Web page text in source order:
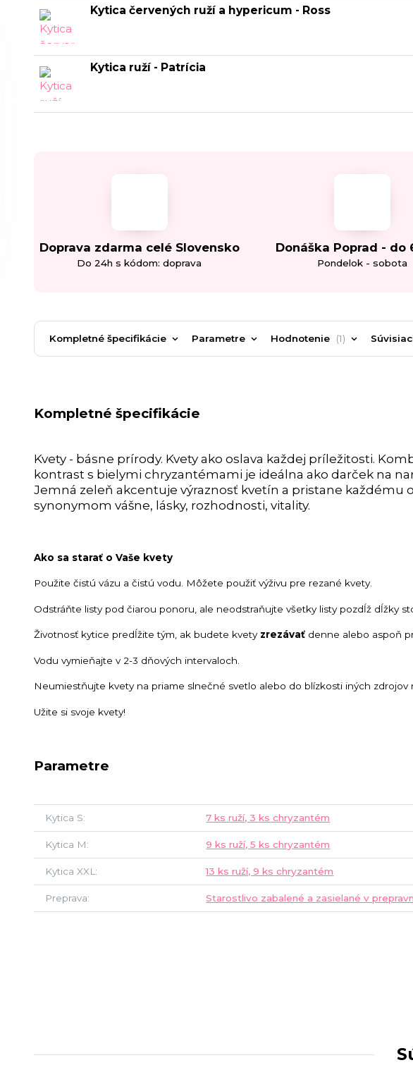
Kytica červených ruží a hypericum - Ross
Kytica ruží - Patrícia
Doprava zdarma celé Slovensko
Do 24h s kódom: doprava
Donáška Poprad - do
Pondelok - sobota
Kompletné špecifikácie Parametre Hodnotenie 1
Kompletné špecifikácie
Kvety - básne prírody. Kvety ako oslava každej príležitosti.
kontrast s bielymi chryzantémami je ideálna ako darček na
Jemná zeleň akcentuje výraznosť kvetín a pristane každému
synonymom vášne, lásky, rozhodnosti, vitality.
Ako sa starať o Vaše kvety
Použite čistú vázu a čistú vodu. Môžete použiť výživu pre rezané kvety.
Odstráňte listy pod čiarou ponoru, ale neodstraňujte všetky listy pozdĺž dĺžky
Životnosť kytice predĺžite tým, ak budete kvety zrezávať denne alebo aspoň
Vodu vymieňajte v 2-3 dňových intervaloch.
Neumiestňujte kvety na priame slnečné svetlo alebo do blízkosti iných zdrojov
Užite si svoje kvety!
Parametre
Kytica S 7 ks ruží, 3 ks chryzantém
Kytica M 9 ks ruží, 5 ks chryzantém
Kytica XXL 13 ks ruží, 9 ks chryzantém
Preprava Starostlivo zabalené a zasielané v